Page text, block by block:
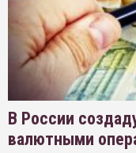
В России
валютными